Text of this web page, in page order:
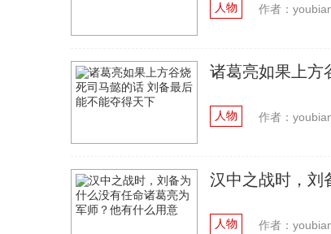
人物 作者：
诸葛亮如果上方
人物 作者：
汉中之战时，刘
人物 作者：